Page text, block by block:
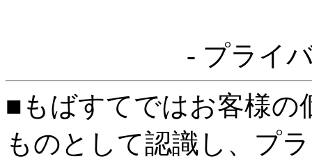
- プライ
■もばすてではお客様の
ものとして認識し、プ